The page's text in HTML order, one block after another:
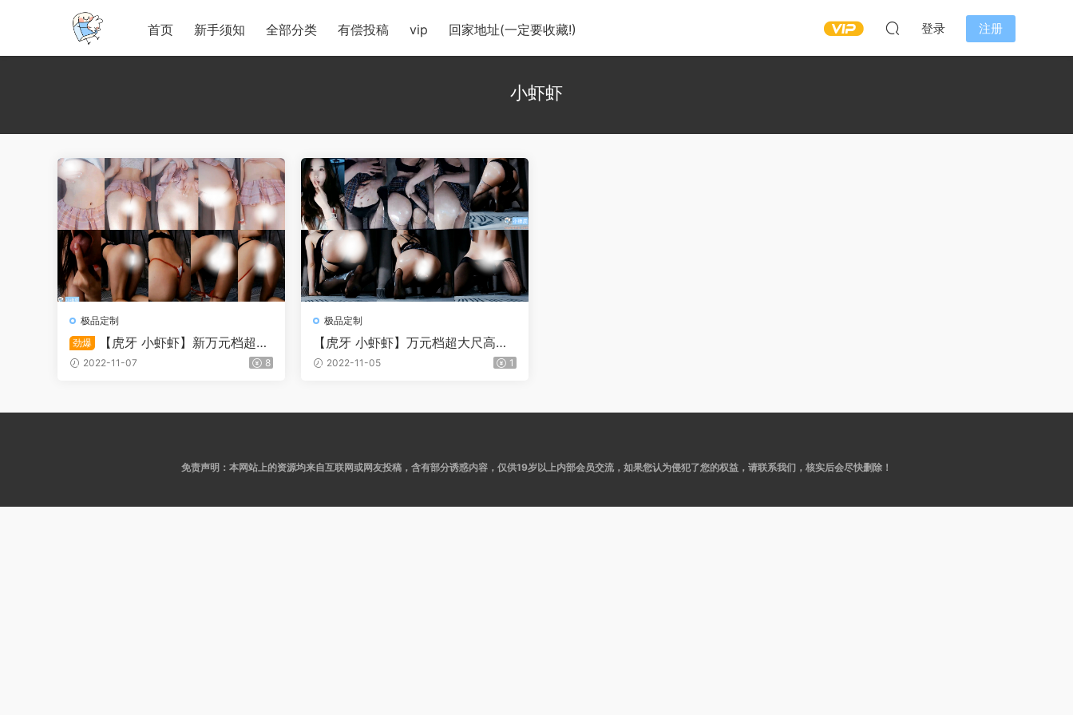
首页 新手须知 全部分类 有偿投稿 vip 回家地址(一定要收藏!) 登录 注册
小虾虾
极品定制
劲爆
【虎牙 小虾虾】新万元档超大
尺高价定制！尺度升级 应有尽有 画
2022-11-07 8
极品定制
【虎牙 小虾虾】万元档超大尺高价
定制！可见神秘精彩！新 (3V/9分4
2022-11-05 1
免责声明：本网站上的资源均来自互联网或网友投稿，含有部分诱惑内容，仅供19岁以上内部会员交流，如果您认为侵犯了您的权益，请联系我们，核实后会尽快删除！